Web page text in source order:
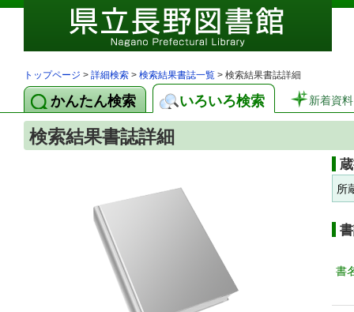
トップページ > 詳細検索 > 検索結果書誌一覧 > 検索結果書誌詳細
かんたん検索 いろいろ検索 新着資料
検索結果書誌詳細
所
書